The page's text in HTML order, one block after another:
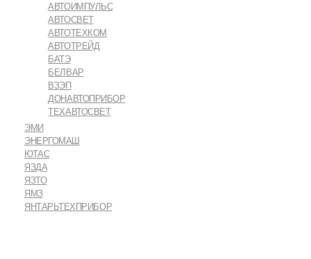
АВТОИМПУЛЬС
АВТОСВЕТ
АВТОТЕХКОМ
АВТОТРЕЙД
БАТЭ
БЕЛВАР
ВЗЭП
ДОНАВТОПРИБОР
ТЕХАВТОСВЕТ
ЭМИ
ЭНЕРГОМАШ
ЮТАС
ЯЗДА
ЯЗТО
ЯМЗ
ЯНТАРЬТЕХПРИБОР